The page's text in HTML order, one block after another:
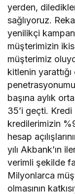
yerden,
sağlıyoruz.
yenilikçi
müşterimizin
müşterimiz
kitlenin
başına aylık
35’i geçti. Kredi
kredilerimizin
hesap
yılı Akbank’ın
verimli şekilde
Milyonlarca
olmasının